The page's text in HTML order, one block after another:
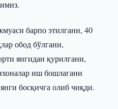
барпо этилгани, 40
обод бўлгани,
янгидан қурилгани,
иш бошлагани
босқичга олиб чиқди.